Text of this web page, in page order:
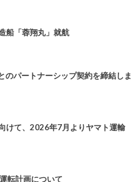
船「蓉翔丸」就航
のパートナーシップ契約を締結しま
けて、2026年7月よりヤマト運輸
転計画について